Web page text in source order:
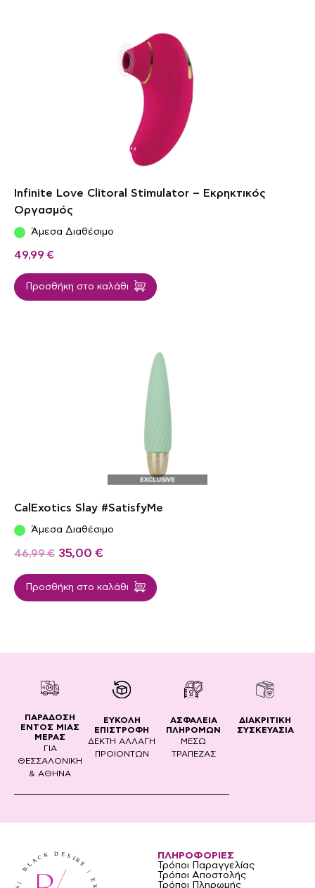
Infinite Love Clitoral Stimulator – Εκρηκτικός
Οργασμός
Άμεσα Διαθέσιμο
49,99 €
Προσθήκη στο καλάθι
CalExotics Slay #SatisfyMe
Άμεσα Διαθέσιμο
46,99€ 35,00 €
Προσθήκη στο καλάθι
ΠΑΡΑΔΟΣΗ
ΕΝΤΟΣ ΜΙΑΣ
ΜΕΡΑΣ
ΓΙΑ
ΘΕΣΣΑΛΟΝΙΚΗ
& ΑΘΗΝΑ
ΕΥΚΟΛΗ
ΕΠΙΣΤΡΟΦΗ
ΔΕΚΤΗ ΑΛΛΑΓΗ
ΠΡΟΙΟΝΤΩΝ
ΑΣΦΑΛΕΙΑ
ΠΛΗΡΟΜΩΝ
ΜΕΣΩ
ΤΡΑΠΕΖΑΣ
ΔΙΑΚΡΙΤΙΚΗ
ΣΥΣΚΕΥΑΣΙΑ
ΠΛΗΡΟΦΟΡΙΕΣ
Τρόποι Παραγγελίας
Τρόποι Αποστολής
Τρόποι Πληρωμής